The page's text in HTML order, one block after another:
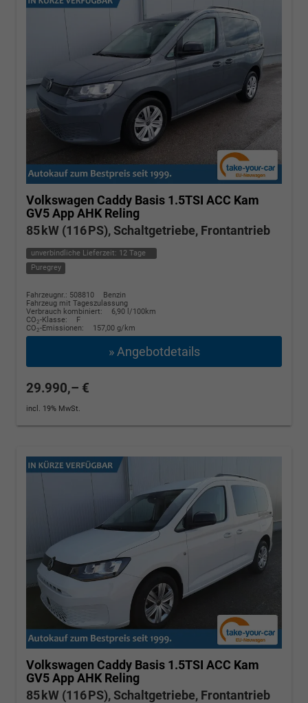
Volkswagen Caddy Basis 1.5TSI ACC Kam
GV5 App AHK Reling
85 kW (116 PS), Schaltgetriebe, Frontantrieb
unverbindliche Lieferzeit: 12 Tage
Puregrey
Fahrzeugnr.: 508810
Benzin
Fahrzeug mit Tageszulassung
Verbrauch kombiniert:
6,90 l/100km
CO2-Klasse:
F
CO2-Emissionen: 157,00 g/km
» Angebotdetails
29.990,– €
incl. 19% MwSt.
Volkswagen Caddy Basis 1.5TSI ACC Kam
GV5 App AHK Reling
85 kW (116 PS), Schaltgetriebe, Frontantrieb